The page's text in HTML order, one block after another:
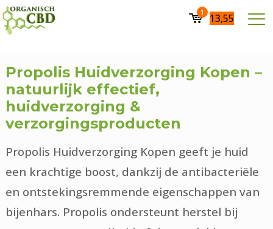
1 13,55
Propolis Huidverzorging Kopen –
natuurlijk effectief,
huidverzorging &
verzorgingsproducten
Propolis Huidverzorging Kopen geeft je huid
een krachtige boost, dankzij de antibacteriële
en ontstekingsremmende eigenschappen van
bijenhars. Propolis ondersteunt herstel bij